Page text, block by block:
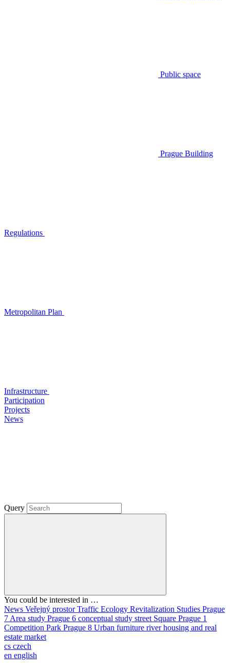
Public space
Prague Building
Regulations
Metropolitan Plan
Infrastructure
Participation
Projects
News
Query
You could be interested in …
News Veřejný prostorTraffic Ecology Revitalization Studies Prague
7 Area study Prague 6 conceptual study street Square Prague 1
Competition Park Prague 8 Urban furniture riverhousing and real
estate market
cs czech
en english